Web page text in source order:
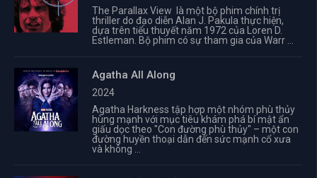
The Parallax View là một bộ phim chính trị
thriller do đạo diễn Alan J. Pakula thực hiện,
dựa trên tiểu thuyết năm 1972 của Loren D.
Estleman. Bộ phim có sự tham gia của Warr ...
Agatha All Along
2024
Agatha Harkness tập hợp một nhóm phù thủy
hùng mạnh với mục tiêu khám phá bí mật ẩn
giấu dọc theo "Con đường phù thủy" – một con
đường huyền thoại dẫn đến sức mạnh cổ xưa
và không ...